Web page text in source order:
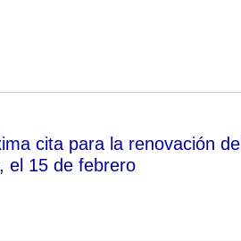
cita para la renovación
el 15 de febrero